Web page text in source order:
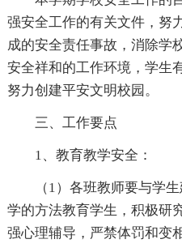
强安全工作的有关文件，努
成的安全责任事故，消除学
安全祥和的工作环境，学生
努力创建平安文明校园。
三、工作要点
1、教育教学安全：
（1）各班教师要与学
学的方法教育学生，积极研
强心理辅导，严禁体罚和变